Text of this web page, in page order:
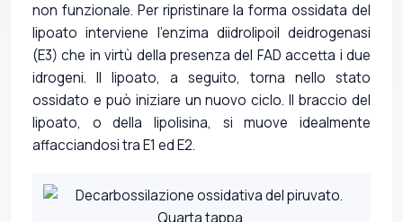
non funzionale. Per ripristinare la forma ossidata del
lipoato interviene l'enzima diidrolipoil deidrogenasi
(E3) che in virtù della presenza del FAD accetta i due
idrogeni. Il lipoato, a seguito, torna nello stato
ossidato e può iniziare un nuovo ciclo. Il braccio del
lipoato, o della lipolisina, si muove idealmente
affacciandosi tra E1 ed E2.